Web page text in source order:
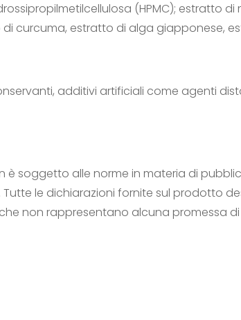
(HPMC); estratto
curcuma, estratto di alga giapponese,
additivi artificiali come agenti
soggetto alle norme in materia di
le dichiarazioni fornite sul prodotto
non rappresentano alcuna promessa